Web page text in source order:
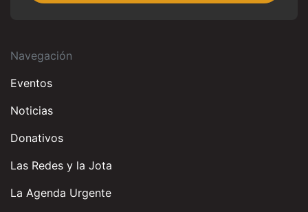
Navegación
Eventos
Noticias
Donativos
Las Redes y la Jota
La Agenda Urgente